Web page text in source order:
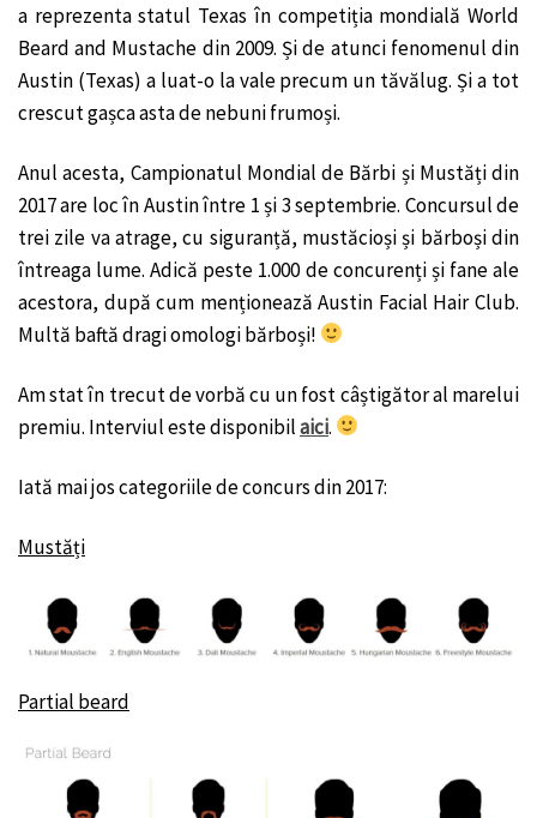
a reprezenta statul Texas în competiția mondială World
Beard and Mustache din 2009. Și de atunci fenomenul din
Austin (Texas) a luat-o la vale precum un tăvălug. Și a tot
crescut gașca asta de nebuni frumoși.
Anul acesta, Campionatul Mondial de Bărbi și Mustăți din
2017 are loc în Austin între 1 și 3 septembrie. Concursul de
trei zile va atrage, cu siguranță, mustăcioși și bărboși din
întreaga lume. Adică peste 1.000 de concurenți și fane ale
acestora, după cum menționează Austin Facial Hair Club.
Multă baftă dragi omologi bărboși!
Am stat în trecut de vorbă cu un fost câștigător al marelui
premiu. Interviul este disponibilaici.
Iată mai jos categoriile de concurs din 2017:
Mustăți
Partial beard